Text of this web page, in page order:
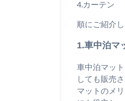
4.カーテン
順にご紹介し
1.車中泊マ
車中泊マッ
しても販売
マットのメ